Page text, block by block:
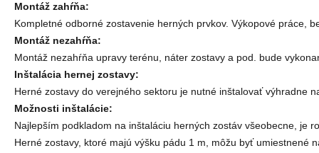
Montáž zahŕňa:
Kompletné odborné zostavenie herných prvkov. Výkopové práce,
Montáž nezahŕňa:
Montáž nezahŕňa upravy terénu, náter zostavy a pod. bude
Inštalácia hernej zostavy:
Herné zostavy do verejného sektoru je nutné inštalovať výhradne
Možnosti inštalácie:
Najlepším podkladom na inštaláciu herných zostáv všeobecne, je
Herné zostavy, ktoré majú výšku pádu 1 m, môžu byť